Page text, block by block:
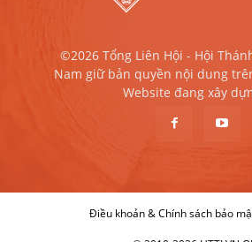
©2026 Tổng Liên Hội - Hội
Nam giữ bản quyền nội dung
Website đang xây
Điều khoản & Chính sách bảo